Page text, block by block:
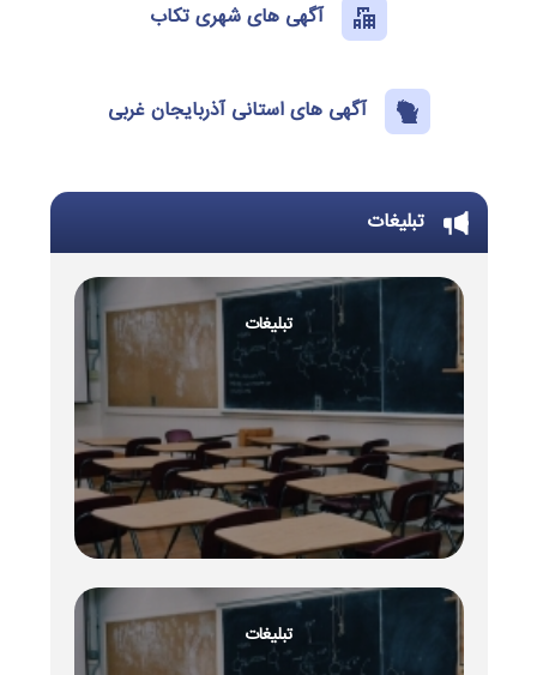
آگهی های شهری تکاب
آگهی های استانی آذربایجان غربی
تبلیغات
تبلیغات
تبلیغات